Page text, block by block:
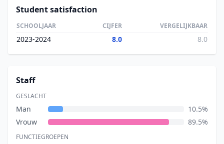
Student satisfaction
SCHOOLJAAR CIJFER VERGELIJKBAAR
2023-2024 8.0 8.0
Staff
GESLACHT
Man
10.5%
Vrouw
89.5%
FUNCTIEGROEPEN